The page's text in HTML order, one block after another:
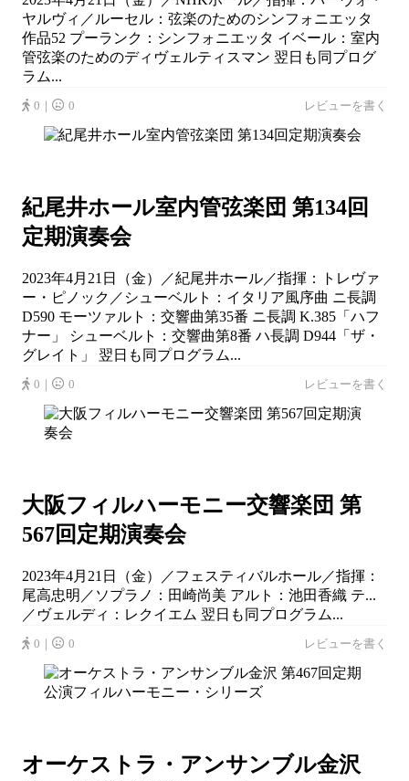
ヤルヴィ／ルーセル：弦楽のためのシンフォニエッタ
作品52 プーランク：シンフォニエッタ イベール：室内
管弦楽のためのディヴェルティスマン 翌日も同プログ
ラム...
0｜ 0 レビューを書く
紀尾井ホール室内管弦楽団 第134回
定期演奏会
2023年4月21日（金）／紀尾井ホール／指揮：トレヴァ
ー・ピノック／シューベルト：イタリア風序曲 ニ長調
D590 モーツァルト：交響曲第35番 ニ長調 K.385「ハフ
ナー」 シューベルト：交響曲第8番 ハ長調 D944「ザ・
グレイト」 翌日も同プログラム...
0｜ 0 レビューを書く
大阪フィルハーモニー交響楽団 第
567回定期演奏会
2023年4月21日（金）／フェスティバルホール／指揮：
尾高忠明／ソプラノ：田崎尚美 アルト：池田香織 テ...
／ヴェルディ：レクイエム 翌日も同プログラム...
0｜ 0 レビューを書く
オーケストラ・アンサンブル金沢